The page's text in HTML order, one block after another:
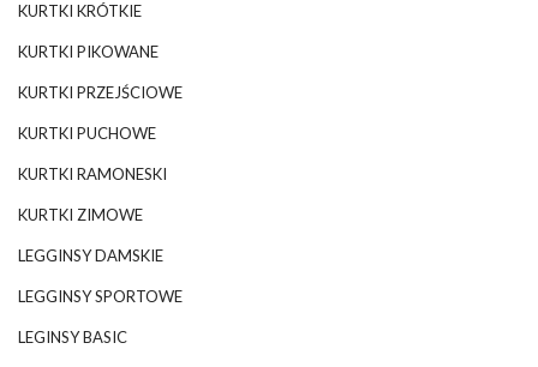
KURTKI KRÓTKIE
KURTKI PIKOWANE
KURTKI PRZEJŚCIOWE
KURTKI PUCHOWE
KURTKI RAMONESKI
KURTKI ZIMOWE
LEGGINSY DAMSKIE
LEGGINSY SPORTOWE
LEGINSY BASIC